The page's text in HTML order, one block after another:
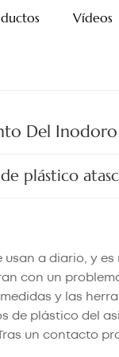
Vídeos
Del Inodoro
plástico
a diario, y
con un
y las
de plástico del
un contacto